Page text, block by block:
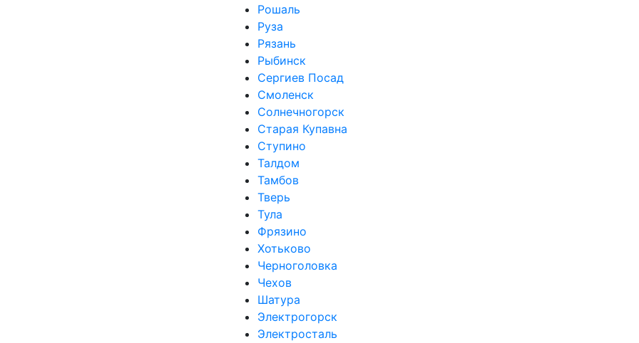
Рошаль
Руза
Рязань
Рыбинск
Сергиев Посад
Смоленск
Солнечногорск
Старая Купавна
Ступино
Талдом
Тамбов
Тверь
Тула
Фрязино
Хотьково
Черноголовка
Чехов
Шатура
Электрогорск
Электросталь